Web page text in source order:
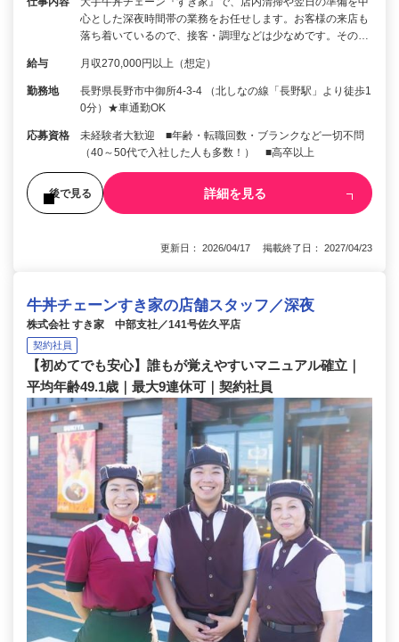
心とした深夜時間帯の業務をお任せします。お客様の来店も
落ち着いているので、接客・調理などは少なめです。その…
給与 月収270,000円以上（想定）
勤務地
長野県長野市中御所4-3-4 （北しなの線「長野駅」より徒歩1
0分）★車通勤OK
応募資格
未経験者大歓迎 ■年齢・転職回数・ブランクなど一切不問
（40～50代で入社した人も多数！） ■高卒以上
後で見る 詳細を見る
更新日： 2026/04/17 掲載終了日： 2027/04/23
牛丼チェーンすき家の店舗スタッフ／深夜
株式会社 すき家 中部支社／141号佐久平店
契約社員
【初めてでも安心】誰もが覚えやすいマニュアル確立｜
平均年齢49.1歳｜最大9連休可｜契約社員